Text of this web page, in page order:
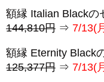
額縁 Italian Blackの
144,810円 ⇒ 7/13(
額縁 Eternity Black
125,377円 ⇒ 7/13(